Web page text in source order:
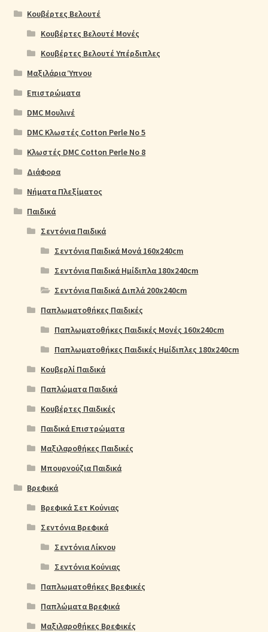
Κουβέρτες Βελουτέ
Κουβέρτες Βελουτέ Μονές
Κουβέρτες Βελουτέ Υπέρδιπλες
Μαξιλάρια Ύπνου
Επιστρώματα
DMC Μουλινέ
DMC Κλωστές Cotton Perle No 5
Κλωστές DMC Cotton Perle No 8
Διάφορα
Νήματα Πλεξίματος
Παιδικά
Σεντόνια Παιδικά
Σεντόνια Παιδικά Μονά 160x240cm
Σεντόνια Παιδικά Ημίδιπλα 180x240cm
Σεντόνια Παιδικά Διπλά 200x240cm
Παπλωματοθήκες Παιδικές
Παπλωματοθήκες Παιδικές Μονές 160x240cm
Παπλωματοθήκες Παιδικές Ημίδιπλες 180x240cm
Κουβερλί Παιδικά
Παπλώματα Παιδικά
Κουβέρτες Παιδικές
Παιδικά Επιστρώματα
Μαξιλαροθήκες Παιδικές
Μπουρνούζια Παιδικά
Βρεφικά
Βρεφικά Σετ Κούνιας
Σεντόνια Βρεφικά
Σεντόνια Λίκνου
Σεντόνια Κούνιας
Παπλωματοθήκες Βρεφικές
Παπλώματα Βρεφικά
Μαξιλαροθήκες Βρεφικές